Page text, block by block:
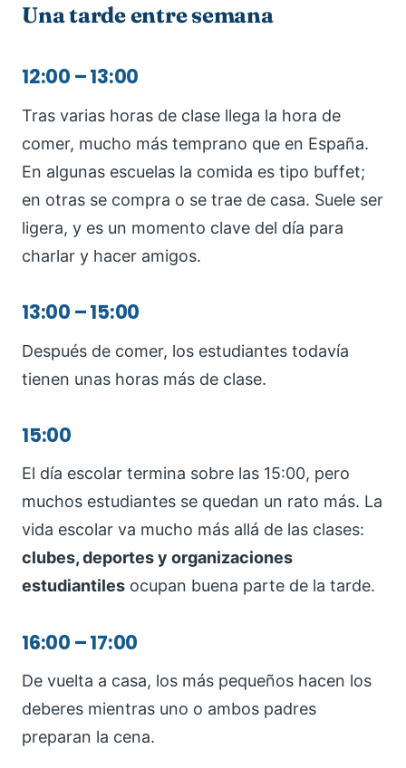
Una tarde entre semana
12:00 – 13:00
Tras varias horas de clase llega la hora de
comer, mucho más temprano que en España.
En algunas escuelas la comida es tipo buffet;
en otras se compra o se trae de casa. Suele ser
ligera, y es un momento clave del día para
charlar y hacer amigos.
13:00 – 15:00
Después de comer, los estudiantes todavía
tienen unas horas más de clase.
15:00
El día escolar termina sobre las 15:00, pero
muchos estudiantes se quedan un rato más. La
vida escolar va mucho más allá de las clases:
clubes, deportes y organizaciones
estudiantiles ocupan buena parte de la tarde.
16:00 – 17:00
De vuelta a casa, los más pequeños hacen los
deberes mientras uno o ambos padres
preparan la cena.